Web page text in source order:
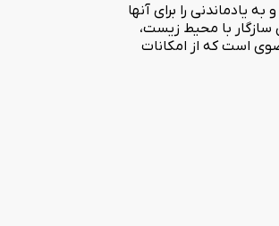
یادماندنی را برای آنها
سازگار با محیط زیست،
است که از امکانات